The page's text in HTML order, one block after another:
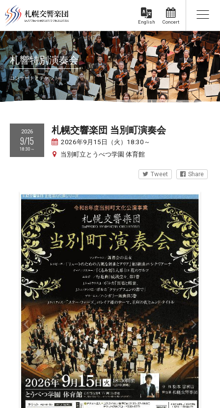
Concert
English
札響特別演奏会
コンサートとチケット
2026
9/15
18:30～
札幌交響楽団 当別町演奏会
2026年9月15日（火）18:30～
当別町立とうべつ学園 体育館
Tweet Share